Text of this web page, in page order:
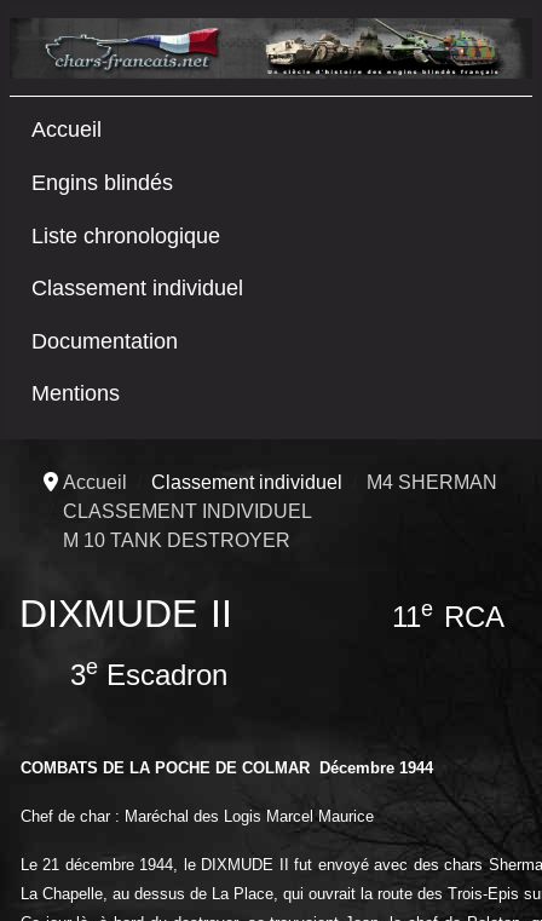
Accueil
Engins blindés
Liste chronologique
Classement individuel
Documentation
Mentions
Accueil Classement individuel
M4 SHERMAN
CLASSEMENT INDIVIDUEL
M 10 TANK DESTROYER
DIXMUDE II 11e RCA
3e Escadron
COMBATS DE LA POCHE DE COLMAR Décembre 1944
Chef de char : Maréchal des Logis Marcel Maurice
Le 21 décembre 1944, le DIXMUDE II fut envoyé avec des chars
La Chapelle, au dessus de La Place, qui ouvrait la route des Trois-Epis